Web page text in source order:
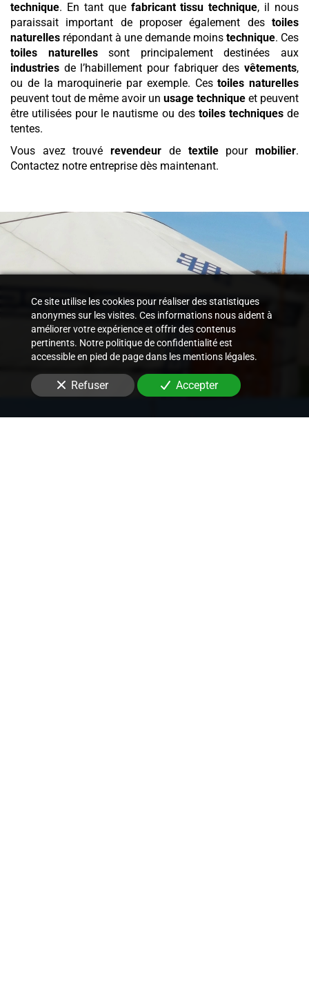
technique. En tant que fabricant tissu technique, il nous
paraissait important de proposer également des toiles
naturelles répondant à une demande moins technique. Ces
toiles naturellessont principalement destinées aux
industries de l’habillement pour fabriquer des vêtements,
ou de la maroquinerie par exemple. Cestoiles naturelles
peuvent tout de même avoir un usage technique et peuvent
être utilisées pour le nautisme ou des toiles techniquesde
tentes.
Vous avez trouvérevendeur de textilepourmobilier.
Contactez notre entreprise dès maintenant.
Ce site utilise les cookies pour réaliser des statistiques
anonymes sur les visites. Ces informations nous aident à
améliorer votre expérience et offrir des contenus
pertinents. Notre politique de confidentialité est
accessible en pied de page dans les mentions légales.
Refuser Accepter